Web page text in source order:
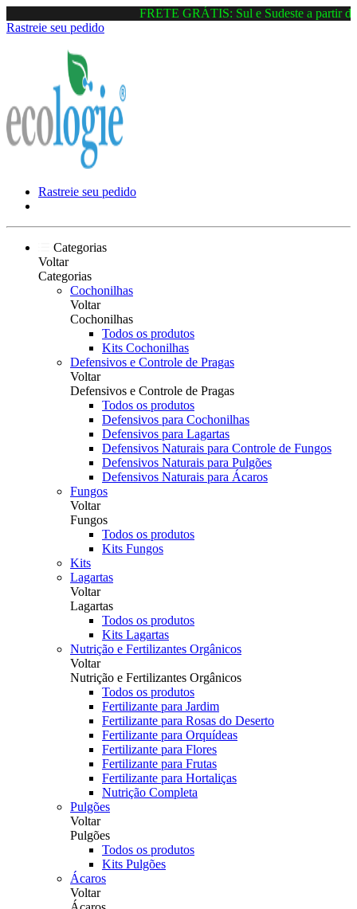
FRETE GRÁTIS: Sul e Sudeste a partir de
Rastreie seu pedido
Rastreie seu pedido
Categorias
Voltar
Categorias
Cochonilhas
Voltar
Cochonilhas
Todos os produtos
Kits Cochonilhas
Defensivos e Controle de Pragas
Voltar
Defensivos e Controle de Pragas
Todos os produtos
Defensivos para Cochonilhas
Defensivos para Lagartas
Defensivos Naturais para Controle de Fungos
Defensivos Naturais para Pulgões
Defensivos Naturais para Ácaros
Fungos
Voltar
Fungos
Todos os produtos
Kits Fungos
Kits
Lagartas
Voltar
Lagartas
Todos os produtos
Kits Lagartas
Nutrição e Fertilizantes Orgânicos
Voltar
Nutrição e Fertilizantes Orgânicos
Todos os produtos
Fertilizante para Jardim
Fertilizante para Rosas do Deserto
Fertilizante para Orquídeas
Fertilizante para Flores
Fertilizante para Frutas
Fertilizante para Hortaliças
Nutrição Completa
Pulgões
Voltar
Pulgões
Todos os produtos
Kits Pulgões
Ácaros
Voltar